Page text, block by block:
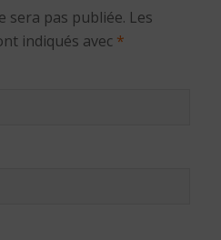
sera pas publiée. Les
indiqués avec *